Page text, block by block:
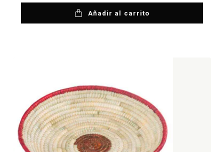
Añadir al carrito